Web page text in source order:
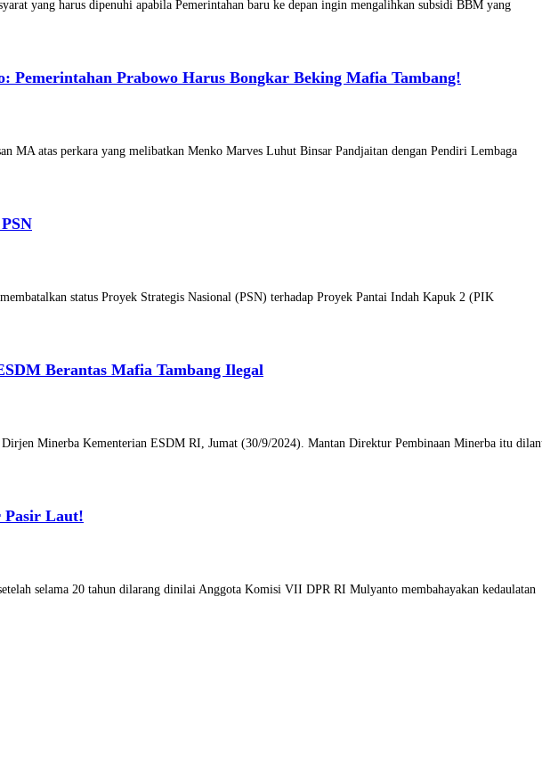
yang harus dipenuhi apabila Pemerintahan baru ke depan ingin mengalihkan subsidi BBM yang
Prabowo Harus Bongkar Beking Mafia Tambang!
atas perkara yang melibatkan Menko Marves Luhut Binsar Pandjaitan dengan Pendiri Lembaga
status Proyek Strategis Nasional (PSN) terhadap Proyek Pantai Indah Kapuk 2 (PIK
Berantas Mafia Tambang Ilegal
Minerba Kementerian ESDM RI, Jumat (30/9/2024). Mantan Direktur Pembinaan Minerba itu
Pasir Laut!
selama 20 tahun dilarang dinilai Anggota Komisi VII DPR RI Mulyanto membahayakan kedaulatan